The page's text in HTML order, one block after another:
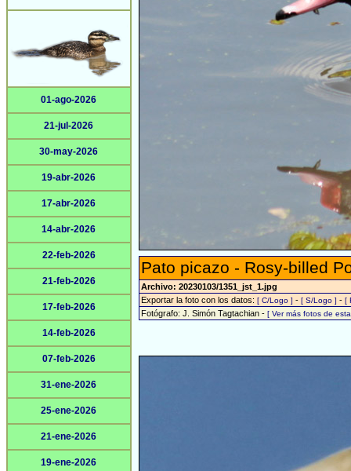
01-ago-2026
21-jul-2026
30-may-2026
19-abr-2026
17-abr-2026
14-abr-2026
22-feb-2026
21-feb-2026
17-feb-2026
14-feb-2026
07-feb-2026
31-ene-2026
25-ene-2026
21-ene-2026
19-ene-2026
Pato picazo - Rosy-billed
Archivo: 20230103/1351_jst_1.jpg
Exportar la foto con los datos: [ C/Logo ] - [ S/Logo ] - [
Fotógrafo: J. Simón Tagtachian - [ Ver más fotos de